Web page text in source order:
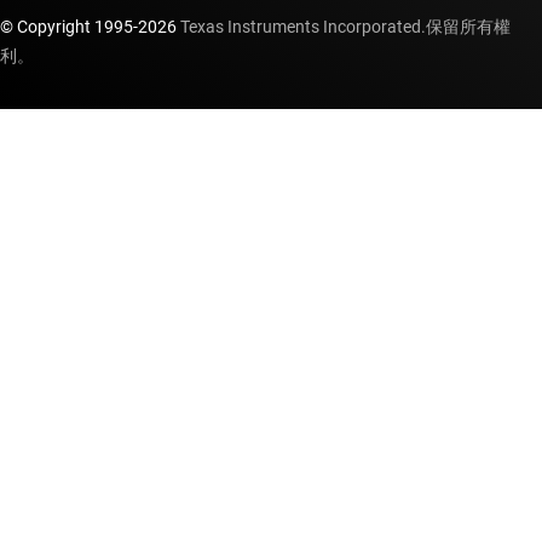
© Copyright 1995-2026Texas Instruments Incorporated.保留所有權
利。